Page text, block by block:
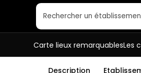
Rechercher un
Carte lieux remarquablesLes
Description